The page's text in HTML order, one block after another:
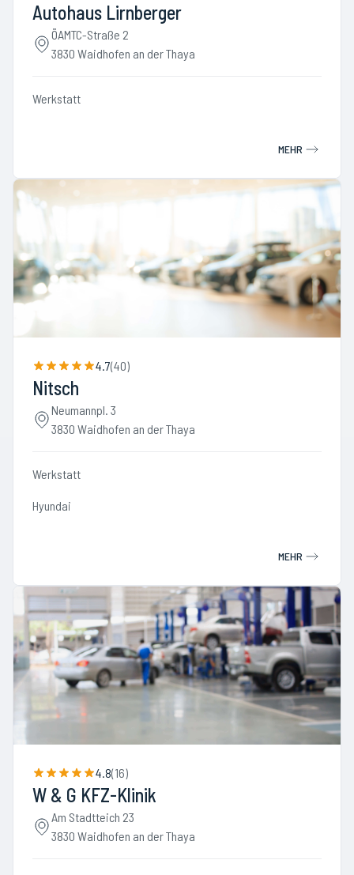
Autohaus Lirnberger
ÖAMTC-Straße 2
3830 Waidhofen an der Thaya
Werkstatt
MEHR
4.7(40)
Nitsch
Neumannpl. 3
3830 Waidhofen an der Thaya
Werkstatt
Hyundai
MEHR
4.8(16)
W & G KFZ-Klinik
Am Stadtteich 23
3830 Waidhofen an der Thaya